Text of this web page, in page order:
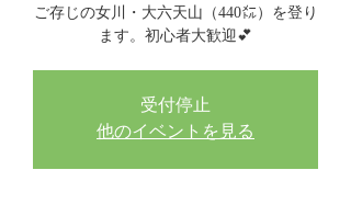
ご存じの女川・大六天山（440㍍）を登り
ます。初心者大歓迎💕
受付停止
他のイベントを見る